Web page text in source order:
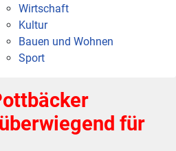
Wirtschaft
Kultur
Bauen und Wohnen
Sport
für